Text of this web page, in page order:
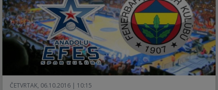
ČETVRTAK, 06.10.2016 | 10:15